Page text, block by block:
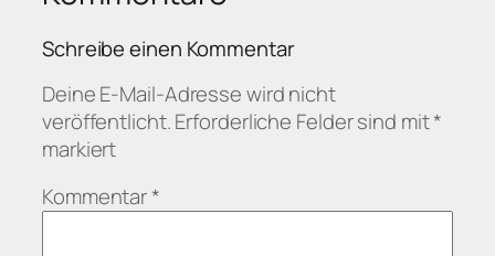
Schreibe einen Kommentar
Deine E-Mail-Adresse wird nicht
veröffentlicht.Erforderliche Felder sind mit*
markiert
Kommentar*